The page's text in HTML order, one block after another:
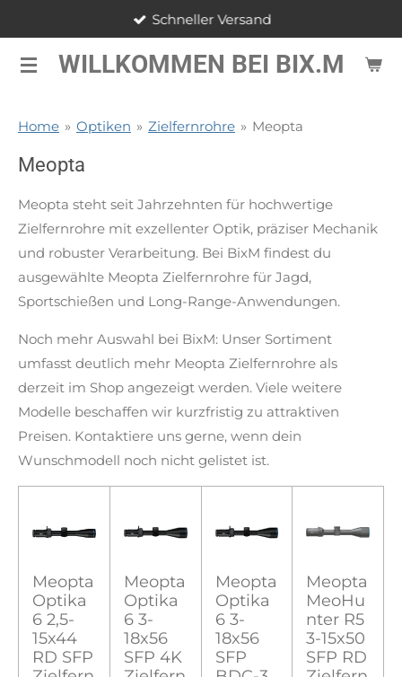
springenWILLKOMMEN BEI BIX.M
Schneller Versand
Home » Optiken » Zielfernrohre » Meopta
Meopta
Meopta steht seit Jahrzehnten für hochwertige
Zielfernrohre mit exzellenter Optik, präziser Mechanik
und robuster Verarbeitung. Bei BixM findest du
ausgewählte Meopta Zielfernrohre für Jagd,
Sportschießen und Long-Range-Anwendungen.
Noch mehr Auswahl bei BixM: Unser Sortiment
umfasst deutlich mehr Meopta Zielfernrohre als
derzeit im Shop angezeigt werden. Viele weitere
Modelle beschaffen wir kurzfristig zu attraktiven
Preisen. Kontaktiere uns gerne, wenn dein
Wunschmodell noch nicht gelistet ist.
Meopta
Optika
6 2,5-
15x44
RD SFP
Meopta
Optika
6 3-
18x56
SFP 4K
Meopta
Optika
6 3-
18x56
SFP
Meopta
MeoHu
nter R5
3-15x50
SFP RD